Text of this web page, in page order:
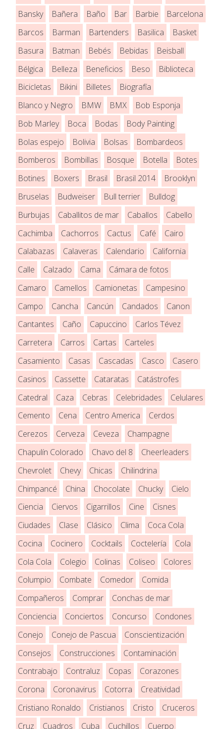
Bansky
Bañera Baño Bar Barbie
Barcelona
Barcos
Barman Bartenders Basilica
Basket
Basura
Batman Bebés Bebidas
Beisball
Bélgica
Belleza Beneficios Beso
Biblioteca
Bicicletas
Bikini Billetes
Biografía
Blanco y Negro
BMW BMX
Bob Esponja
Bob Marley
Boca Bodas
Body Painting
Bolas espejo
Bolivia Bolsas
Bombardeos
Bomberos
Bombillas Bosque Botella
Botes
Botines
Boxers Brasil Brasil 2014
Brooklyn
Bruselas
Budweiser Bull terrier
Bulldog
Burbujas
Caballitos de mar Caballos
Cabello
Cachimba
Cachorros Cactus Café
Cairo
Calabazas
Calaveras Calendario
California
Calle
Calzado Cama
Cámara de fotos
Camaro
Camellos Camionetas
Campesino
Campo
Cancha Cancún Candados
Canon
Cantantes
Caño Capuccino
Carlos Tévez
Carretera
Carros Cartas
Carteles
Casamiento
Casas Cascadas Casco
Casero
Casinos
Cassette Cataratas
Catástrofes
Catedral
Caza Cebras Celebridades
Celulares
Cemento
Cena Centro America
Cerdos
Cerezos
Cerveza Ceveza
Champagne
Chapulín Colorado
Chavo del 8
Cheerleaders
Chevrolet
Chevy Chicas
Chilindrina
Chimpancé
China Chocolate Chucky
Cielo
Ciencia
Ciervos Cigarrillos Cine
Cisnes
Ciudades
Clase Clásico Clima
Coca Cola
Cocina
Cocinero Cocktails Coctelería
Cola
Cola Cola
Colegio Colinas Coliseo
Colores
Columpio
Combate Comedor
Comida
Compañeros
Comprar
Conchas de mar
Conciencia
Conciertos Concurso
Condones
Conejo
Conejo de Pascua
Conscientización
Consejos
Construcciones
Contaminación
Contrabajo
Contraluz Copas
Corazones
Corona
Coronavirus Cotorra
Creatividad
Cristiano Ronaldo
Cristianos Cristo
Cruceros
Cruz
Cuadros Cuba Cuchillos
Cuerpo